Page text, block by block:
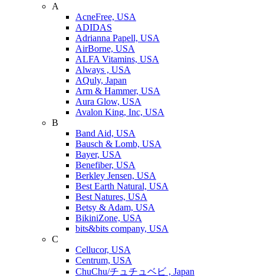
A
AcneFree, USA
ADIDAS
Adrianna Papell, USA
AirBorne, USA
ALFA Vitamins, USA
Always , USA
AQuly, Japan
Arm & Hammer, USA
Aura Glow, USA
Avalon King, Inc, USA
B
Band Aid, USA
Bausch & Lomb, USA
Bayer, USA
Benefiber, USA
Berkley Jensen, USA
Best Earth Natural, USA
Best Natures, USA
Betsy & Adam, USA
BikiniZone, USA
bits&bits company, USA
C
Cellucor, USA
Centrum, USA
ChuChu/チュチュベビ , Japan